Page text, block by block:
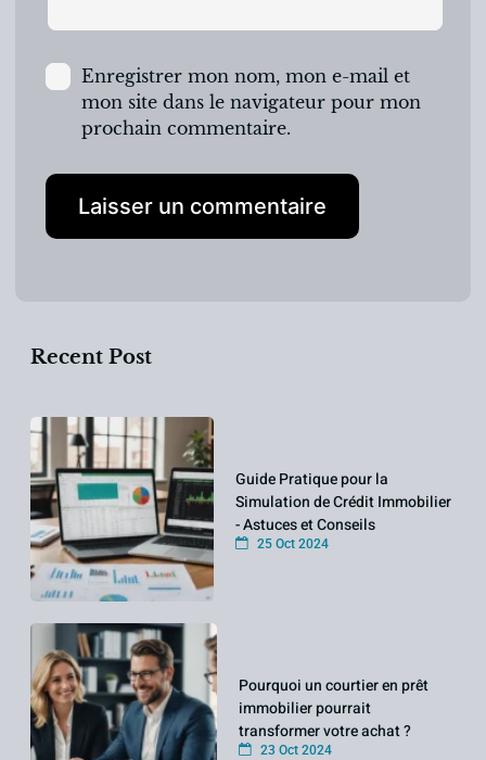
Enregistrer mon nom, mon e-mail et
mon site dans le navigateur pour mon
prochain commentaire.
Recent Post
Guide Pratique pour la
Simulation de Crédit Immobilier
- Astuces et Conseils
25 Oct 2024
Pourquoi un courtier en prêt
immobilier pourrait
transformer votre achat ?
23 Oct 2024